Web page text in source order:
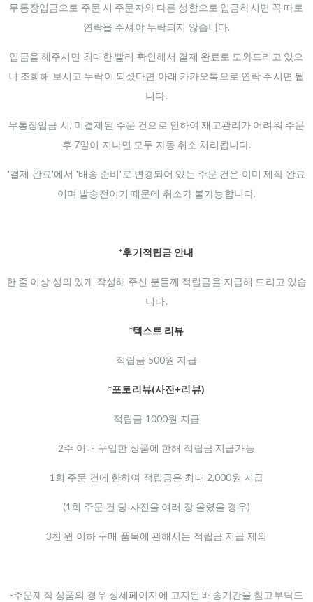
무통장입금으로 주문 시 주문자와 다른 성함으로 입금하시면 꼭 따로
연락을 주셔야 누락되지 않습니다.
입금을 해주시면 최대한 빨리 확인해서 결제 완료로 도와드리고 있으
니 조회해 보시고 누락이 되셨다면 아래 카카오톡으로 연락 주시면 됩
니다.
무통장입금 시, 미결제된 주문 건으로 인하여 재고관리가 어려워 주문
후 7일이 지나면 모두 자동 취소 처리됩니다.
'결제 완료'에서 '배송 준비'로 변경되어 있는 주문 건은 이미 제작 완료
이며 발송전이기 때문에 취소가 불가능합니다.
*후기적립금 안내
한 줄 이상 성의 있게 작성해 주신 분들께 적립금을 지급해 드리고 있습
니다.
*텍스트 리뷰
적립금 500원 지급
*포토리뷰(사진+리뷰)
적립금 1000원 지급
2주 이내 구입한 상품에 한해 적립금 지급가능
1회 주문 건에 한하여 적립금은 최대 2,000원 지급
(1회 주문 건 당 사진을 여러 장 올렸을 경우)
3천 원 이하 구매 품목에 관해서는 적립금 지급 제외
-주문제작 상품의 경우 상세페이지에 고지된 배송기간을 참고부탁드